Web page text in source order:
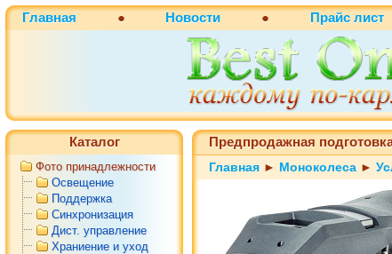
Главная ● Новости ● Прайс лист
Каталог
Фото принадлежности
Освещение
Поддержка
Синхронизация
Дист. управление
Храниение и уход
Предпродажная
Главная ► Моноколеса ►